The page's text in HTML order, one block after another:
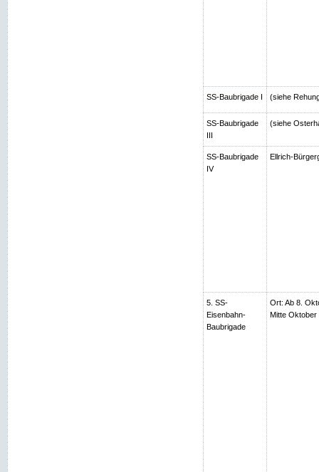
SS-Baubrigade I (siehe
SS-Baubrigade
III
(siehe
SS-Baubrigade
IV
Ellrich-
5. SS-
Eisenbahn-
Baubrigade
Ort: Ab 8.
Mitte